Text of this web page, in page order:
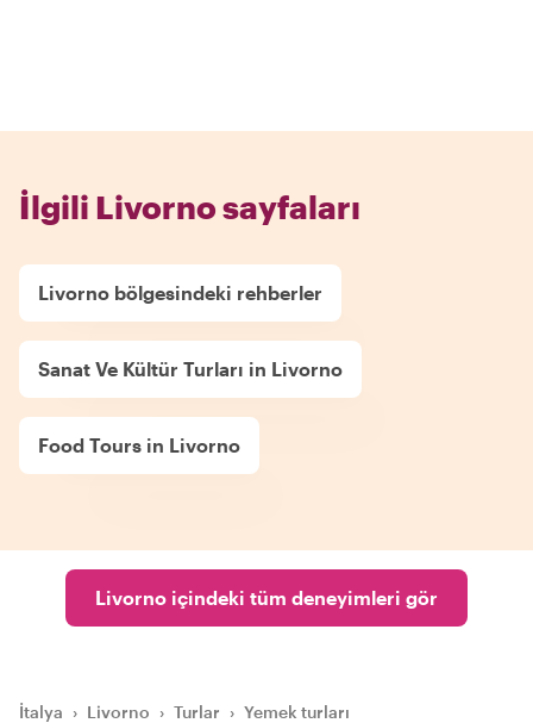
İlgili Livorno sayfaları
Livorno bölgesindeki rehberler
Sanat Ve Kültür Turları in Livorno
Food Tours in Livorno
Livorno içindeki tüm deneyimleri gör
İtalya › Livorno › Turlar › Yemek turları